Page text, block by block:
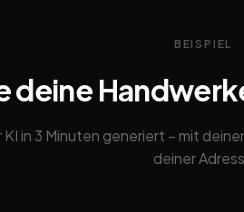
BEISPIEL
deine
KI in 3 Minuten generiert – mit
deiner